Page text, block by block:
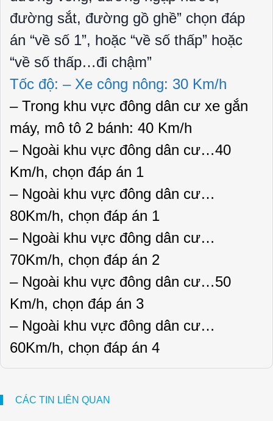
đường sắt, đường gồ ghề” chọn đáp
án “về số 1”, hoặc “về số thấp” hoặc
“về số thấp…đi chậm”
Tốc độ: – Xe công nông: 30 Km/h
– Trong khu vực đông dân cư xe gắn
máy, mô tô 2 bánh: 40 Km/h
– Ngoài khu vực đông dân cư…40
Km/h, chọn đáp án 1
– Ngoài khu vực đông dân cư…
80Km/h, chọn đáp án 1
– Ngoài khu vực đông dân cư…
70Km/h, chọn đáp án 2
– Ngoài khu vực đông dân cư…50
Km/h, chọn đáp án 3
– Ngoài khu vực đông dân cư…
60Km/h, chọn đáp án 4
CÁC TIN LIÊN QUAN